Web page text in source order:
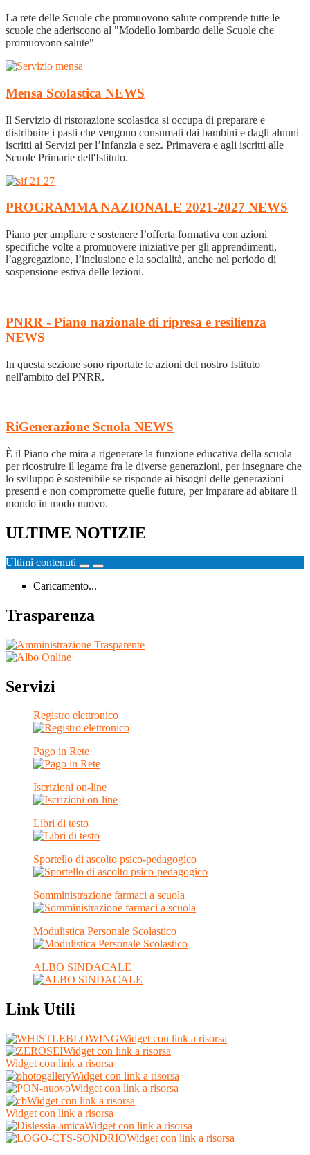
La rete delle Scuole che promuovono salute comprende tutte le
scuole che aderiscono al "Modello lombardo delle Scuole che
promuovono salute"
Mensa Scolastica NEWS
Il Servizio di ristorazione scolastica si occupa di preparare e
distribuire i pasti che vengono consumati dai bambini e dagli alunni
iscritti ai Servizi per l’Infanzia e sez. Primavera e agli iscritti alle
Scuole Primarie dell'Istituto.
PROGRAMMA NAZIONALE 2021-2027 NEWS
Piano per ampliare e sostenere l’offerta formativa con azioni
specifiche volte a promuovere iniziative per gli apprendimenti,
l’aggregazione, l’inclusione e la socialità, anche nel periodo di
sospensione estiva delle lezioni.
PNRR - Piano nazionale di ripresa e resilienza
NEWS
In questa sezione sono riportate le azioni del nostro Istituto
nell'ambito del PNRR.
RiGenerazione Scuola NEWS
È il Piano che mira a rigenerare la funzione educativa della scuola
per ricostruire il legame fra le diverse generazioni, per insegnare che
lo sviluppo è sostenibile se risponde ai bisogni delle generazioni
presenti e non compromette quelle future, per imparare ad abitare il
mondo in modo nuovo.
ULTIME NOTIZIE
Ultimi contenuti
Caricamento...
Trasparenza
Servizi
Registro elettronico
Pago in Rete
Iscrizioni on-line
Libri di testo
Sportello di ascolto psico-pedagogico
Somministrazione farmaci a scuola
Modulistica Personale Scolastico
ALBO SINDACALE
Link Utili
Widget con link a risorsa
Widget con link a risorsa
Widget con link a risorsa
Widget con link a risorsa
Widget con link a risorsa
Widget con link a risorsa
Widget con link a risorsa
Widget con link a risorsa
Widget con link a risorsa